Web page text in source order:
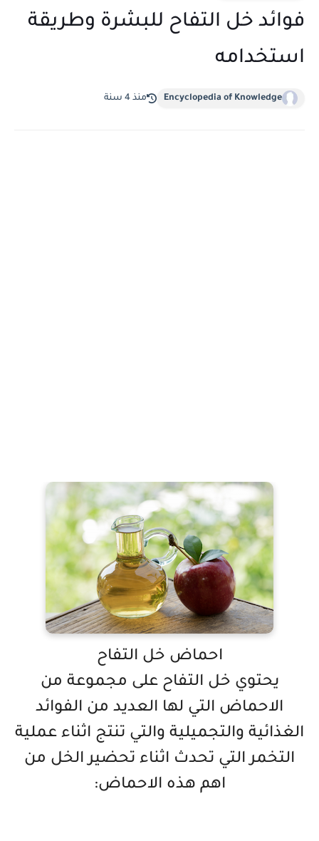
فوائد خل التفاح للبشرة وطريقة
استخدامه
Encyclopedia of Knowledge منذ 4 سنة
احماض خل التفاح
يحتوي خل التفاح على مجموعة من
الاحماض التي لها العديد من الفوائد
الغذائية والتجميلية والتي تنتج اثناء عملية
التخمر التي تحدث اثناء تحضير الخل من
اهم هذه الاحماض: